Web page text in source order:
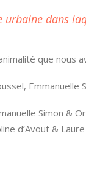
urbaine dans
que nous
Emmanuelle
Simon &
d’Avout &